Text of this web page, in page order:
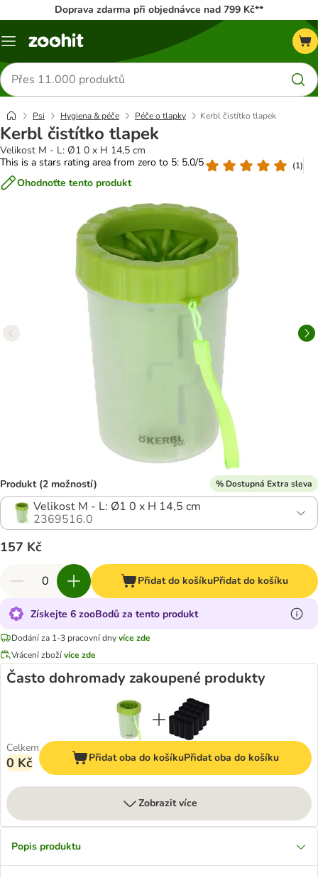
Doprava zdarma při objednávce nad 799 Kč**
Menu
Hledat
produkty
Psi Hygiena & péče Péče o tlapky Kerbl čistítko tlapek
Kerbl čistítko tlapek
Velikost M - L: Ø1 0 x H 14,5 cm
This is a stars rating area from zero to 5: 5.0/5
(1)
Ohodnoťte tento produkt
Produkt (2 možností) % Dostupná Extra sleva
Velikost M - L: Ø1 0 x H 14,5 cm
2369516.0
157 Kč
Přidat do košíkuPřidat do košíku
Získejte 6 zooBodů za tento produkt
Dodání za 1-3 pracovní dnyvíce zde
Vrácení zbožívíce zde
Často dohromady zakoupené produkty
Celkem
0 Kč Přidat oba do košíkuPřidat oba do košíku
Zobrazit více
Popis produktu